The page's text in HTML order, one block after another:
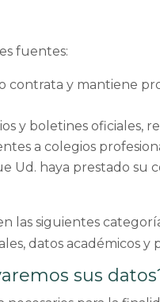
fuentes:
contrata y mantiene
y boletines oficiales,
a colegios
Ud. haya prestado su
las siguientes
datos académicos
sus